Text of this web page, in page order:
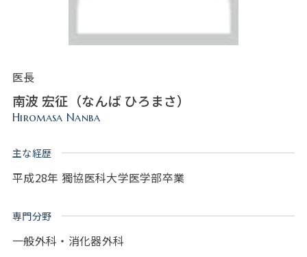
医長
南波 宏征（なんば ひろまさ）
Hiromasa Nanba
主な経歴
平成28年 獨協医科大学医学部卒業
専門分野
一般外科・消化器外科